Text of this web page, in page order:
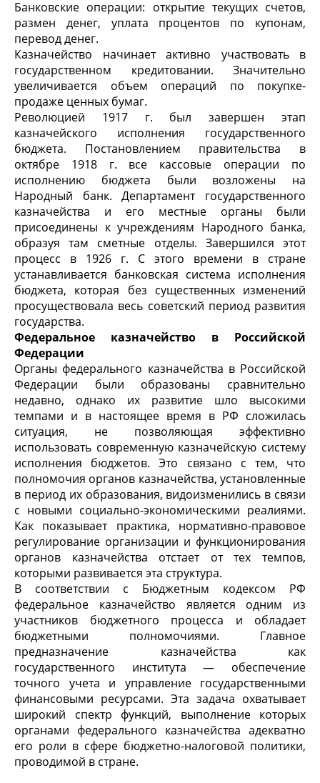
Банковские операции: открытие текущих счетов,
размен денег, уплата процентов по купонам,
перевод денег.
Казначейство начинает активно участвовать в
государственном кредитовании. Значительно
увеличивается объем операций по покупке-
продаже ценных бумаг.
Революцией 1917 г. был завершен этап
казначейского исполнения государственного
бюджета. Постановлением правительства в
октябре 1918 г. все кассовые операции по
исполнению бюджета были возложены на
Народный банк. Департамент государственного
казначейства и его местные органы были
присоединены к учреждениям Народного банка,
образуя там сметные отделы. Завершился этот
процесс в 1926 г. С этого времени в стране
устанавливается банковская система исполнения
бюджета, которая без существенных изменений
просуществовала весь советский период развития
государства.
Федеральное казначейство в Российской
Федерации
Органы федерального казначейства в Российской
Федерации были образованы сравнительно
недавно, однако их развитие шло высокими
темпами и в настоящее время в РФ сложилась
ситуация, не позволяющая эффективно
использовать современную казначейскую систему
исполнения бюджетов. Это связано с тем, что
полномочия органов казначейства, установленные
в период их образования, видоизменились в связи
с новыми социально-экономическими реалиями.
Как показывает практика, нормативно-правовое
регулирование организации и функционирования
органов казначейства отстает от тех темпов,
которыми развивается эта структура.
В соответствии с Бюджетным кодексом РФ
федеральное казначейство является одним из
участников бюджетного процесса и обладает
бюджетными полномочиями. Главное
предназначение казначейства как
государственного института — обеспечение
точного учета и управление государственными
финансовыми ресурсами. Эта задача охватывает
широкий спектр функций, выполнение которых
органами федерального казначейства адекватно
его роли в сфере бюджетно-налоговой политики,
проводимой в стране.